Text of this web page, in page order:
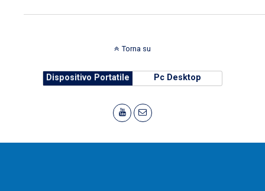
Torna su
Dispositivo Portatile Pc Desktop